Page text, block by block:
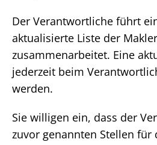
Der Verantwortliche führt
aktualisierte Liste der
zusammenarbeitet. Eine
jederzeit beim
werden.
Sie willigen ein, dass der
zuvor genannten Stellen für